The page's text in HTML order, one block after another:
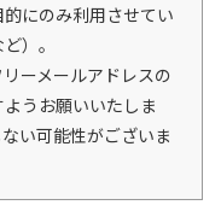
にのみ利用させてい
）。
ーメールアドレスの
うお願いいたしま
い可能性がございま